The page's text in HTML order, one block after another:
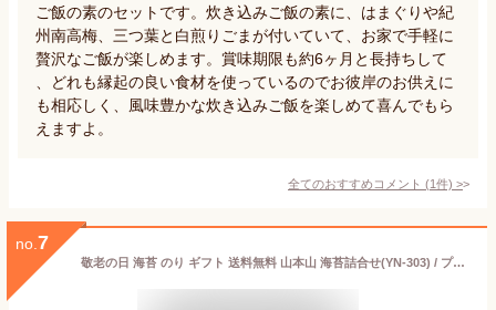
ご飯の素のセットです。炊き込みご飯の素に、はまぐりや紀
州南高梅、三つ葉と白煎りごまが付いていて、お家で手軽に
贅沢なご飯が楽しめます。賞味期限も約6ヶ月と長持ちして
、どれも縁起の良い食材を使っているのでお彼岸のお供えに
も相応しく、風味豊かな炊き込みご飯を楽しめて喜んでもら
えますよ。
全てのおすすめコメント (1件) >
no. 7
敬老の日 海苔 のり ギフト 送料無料 山本山 海苔詰合せ(YN-303) / プレゼント 残暑見舞い 内祝い お返し 御返し 焼き海苔 焼海苔 焼きのり 焼のり 板のり 味付海苔 味付き海苔 味付き 味付 味のり 詰め合わせ 詰合せ 乾物 食品 お供え 法事 香典返し[card]